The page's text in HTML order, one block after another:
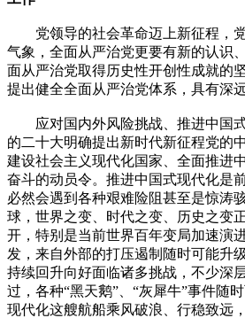
党领导的社会革命迈上新征程，
气象，全面从严治党更要有新的认识
面从严治党取得历史性开创性成就的
提出健全全面从严治党体系，具有深
应对国内外风险挑战、推进中国式
的二十大明确提出新时代新征程党的
建设社会主义现代化国家、全面推进
奋斗的动员令。推进中国式现代化是
必然会遇到各种艰难险阻甚至是惊涛
球，世界之变、时代之变、历史之变
开，特别是当前世界百年变局加速演
发，来自外部的打压遏制随时可能升
持续回升向好面临诸多挑战，不少深
过，各种“黑天鹅”、“灰犀牛”事件随
现代化这艘航船乘风破浪、行稳致远